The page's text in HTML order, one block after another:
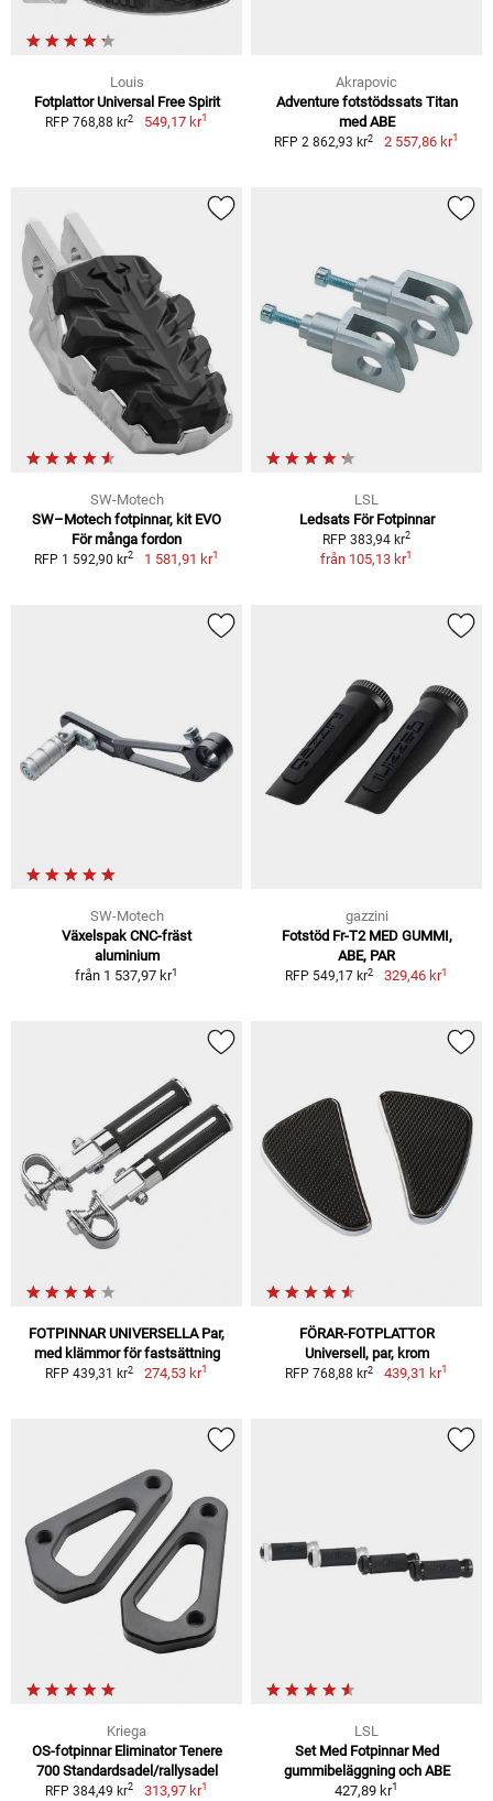
Louis
Fotplattor Universal Free Spirit
RFP 768,88 kr2 549,17 kr1
Akrapovic
Adventure fotstödssats Titan
med ABE
RFP 2 862,93 kr2 2 557,86 kr1
SW-Motech
SW–Motech fotpinnar, kit EVO
För många fordon
RFP 1 592,90 kr2 1 581,91 kr1
LSL
Ledsats För Fotpinnar
RFP 383,94 kr2
från 105,13 kr1
SW-Motech
Växelspak CNC-fräst
aluminium
från 1 537,97 kr1
gazzini
Fotstöd Fr-T2 MED GUMMI,
ABE, PAR
RFP 549,17 kr2 329,46 kr1
FOTPINNAR UNIVERSELLA Par,
med klämmor för fastsättning
RFP 439,31 kr2 274,53 kr1
FÖRAR-FOTPLATTOR
Universell, par, krom
RFP 768,88 kr2 439,31 kr1
Kriega
OS-fotpinnar Eliminator Tenere
700 Standardsadel/rallysadel
RFP 384,49 kr2 313,97 kr1
LSL
Set Med Fotpinnar Med
gummibeläggning och ABE
427,89 kr1